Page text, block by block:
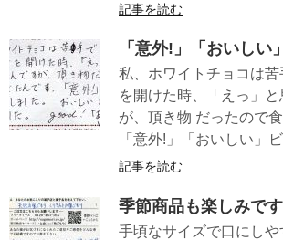
記事を読む
「意外!」「おいしい
私、ホワイトチョコは
を開けた時、「えっ」
が、頂き物 だったので食
「意外!」「おいしい」
記事を読む
季節商品も楽しみです
手頃なサイズで口にし